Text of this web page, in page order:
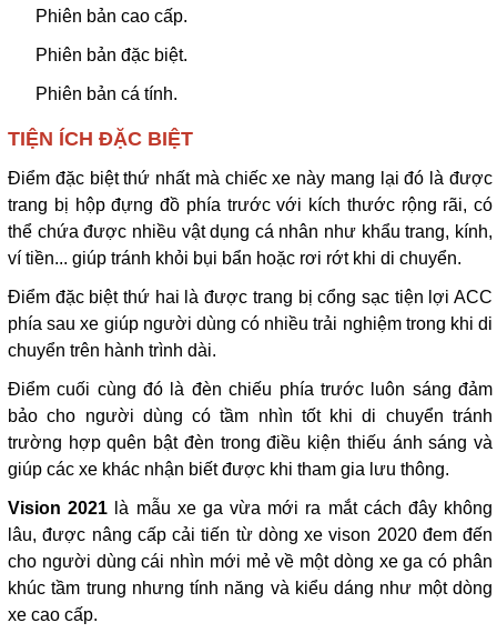
Phiên bản cao cấp.
Phiên bản đặc biệt.
Phiên bản cá tính.
TIỆN ÍCH ĐẶC BIỆT
Điểm đặc biệt thứ nhất mà chiếc xe này mang lại đó là được
trang bị hộp đựng đồ phía trước với kích thước rộng rãi, có
thể chứa được nhiều vật dụng cá nhân như khẩu trang, kính,
ví tiền... giúp tránh khỏi bụi bẩn hoặc rơi rớt khi di chuyển.
Điểm đặc biệt thứ hai là được trang bị cổng sạc tiện lợi ACC
phía sau xe giúp người dùng có nhiều trải nghiệm trong khi di
chuyển trên hành trình dài.
Điểm cuối cùng đó là đèn chiếu phía trước luôn sáng đảm
bảo cho người dùng có tầm nhìn tốt khi di chuyển tránh
trường hợp quên bật đèn trong điều kiện thiếu ánh sáng và
giúp các xe khác nhận biết được khi tham gia lưu thông.
Vision 2021 là mẫu xe ga vừa mới ra mắt cách đây không
lâu, được nâng cấp cải tiến từ dòng xe vison 2020 đem đến
cho người dùng cái nhìn mới mẻ về một dòng xe ga có phân
khúc tầm trung nhưng tính năng và kiểu dáng như một dòng
xe cao cấp.